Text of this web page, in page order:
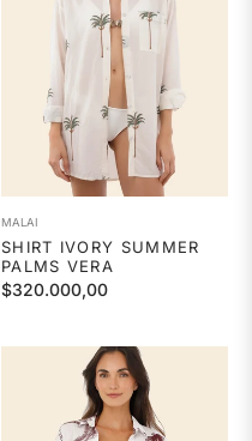
MALAI
SHIRT IVORY SUMMER
PALMS VERA
Precio
$320.000,00